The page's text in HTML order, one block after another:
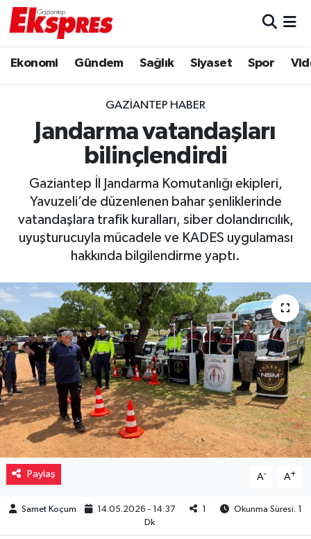
Ekonomi Gündem Sağlık Siyaset Spor
GAZIANTEP HABER
Jandarma vatandaşları
bilinçlendirdi
Gaziantep İl Jandarma Komutanlığı ekipleri,
Yavuzeli’de düzenlenen bahar şenliklerinde
vatandaşlara trafik kuralları, siber dolandırıcılık,
uyuşturucuyla mücadele ve KADES uygulaması
hakkında bilgilendirme yaptı.
Paylaş A- A+
Samet Koçum 14.05.2026 - 14:37 1
Okunma Süresi: 1
Dk
Ekonomi
Gaziantep son dakika
Gündem
Haberler
Magazin
Müzik
Piyasa
Resmi İlanlar
Sağlık
Sinemalar
Siyaset
Trafik Durumu
Puan Durumu ve Fikstür
Tüm Manşetler
Son Dakika Haberleri
Haber Arşivi